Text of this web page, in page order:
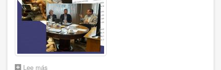
Lee más